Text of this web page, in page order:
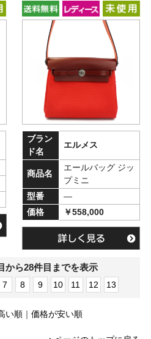
ブラン
ド名
エルメス
商品名
エールバッグ ジッ
プミニ
型番
―
価格
￥558,000
から28件目までを表示
7 8 9 10 11 12 13
い順｜ 価格が安い順